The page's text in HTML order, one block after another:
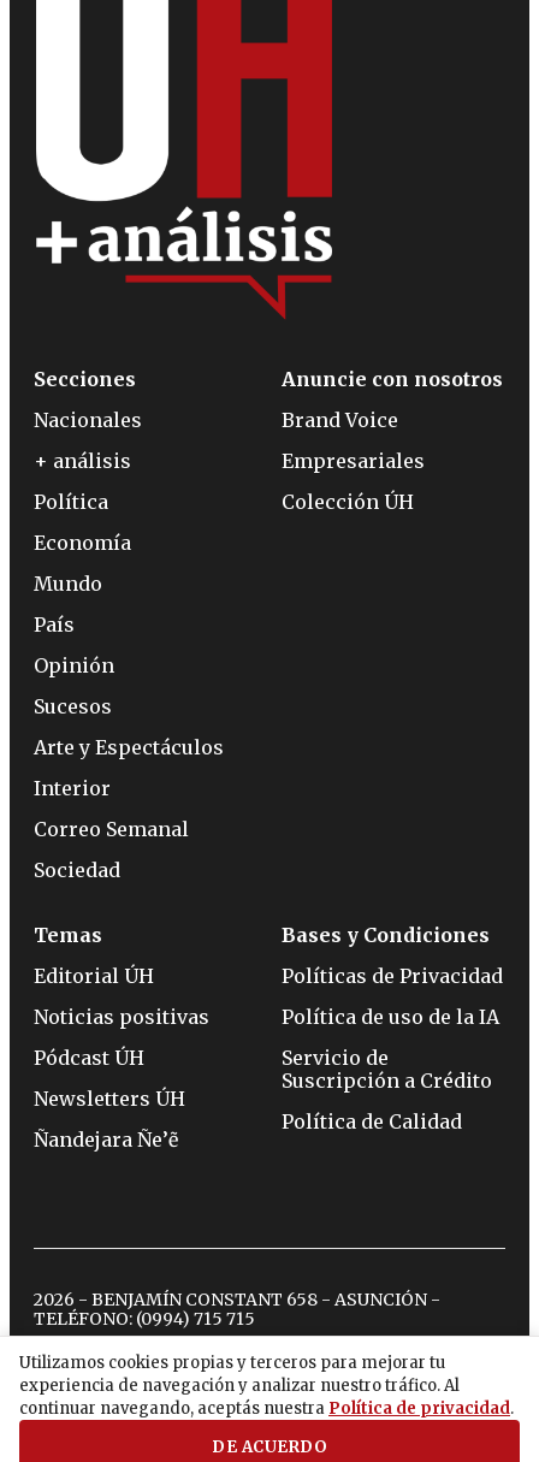
Utilizamos cookies propias y terceros para mejorar tu
experiencia de navegación y analizar nuestro tráfico. Al
continuar navegando, aceptás nuestra Política de privacidad.
DE ACUERDO
Secciones
Nacionales
+ análisis
Política
Economía
Mundo
País
Opinión
Sucesos
Arte y Espectáculos
Interior
Correo Semanal
Sociedad
Anuncie con nosotros
Brand Voice
Empresariales
Colección ÚH
Temas
Editorial ÚH
Noticias positivas
Pódcast ÚH
Newsletters ÚH
Ñandejara Ñe’ẽ
Bases y Condiciones
Políticas de Privacidad
Política de uso de la IA
Servicio de
Suscripción a Crédito
Política de Calidad
2026 - BENJAMÍN CONSTANT 658 - ASUNCIÓN -
TELÉFONO: (0994) 715 715
twitterinstagram
facebook
tiktokyoutubespotify